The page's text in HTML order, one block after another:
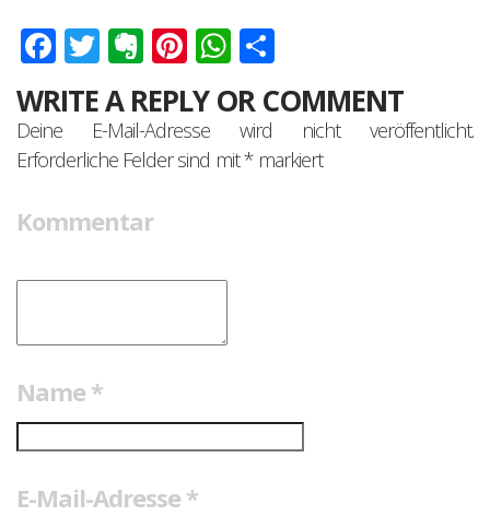
Facebook
Twitter
Evernote
Pinterest
WhatsApp
WRITE A REPLY OR COMMENT
Deine E-Mail-Adresse wird nicht veröffentlicht.
Erforderliche Felder sind mit*markiert
Kommentar
Name *
E-Mail-Adresse *